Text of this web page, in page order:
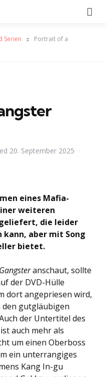
Serien Portrait of a
20. September 2025
eines Mafia-
weiteren
die leider
kann, aber mit Song
bietet.
anschaut, sollte
der DVD-Hülle
dort angepriesen wird,
den gutgläubigen
der Untertitel des
auch mehr als
um einen Oberboss
ein unterrangiges
Kang In-gu